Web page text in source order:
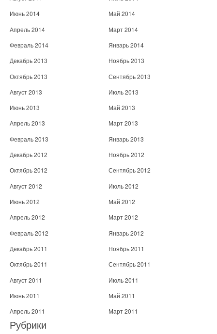
Июнь 2014
Май 2014
Апрель 2014
Март 2014
Февраль 2014
Январь 2014
Декабрь 2013
Ноябрь 2013
Октябрь 2013
Сентябрь 2013
Август 2013
Июль 2013
Июнь 2013
Май 2013
Апрель 2013
Март 2013
Февраль 2013
Январь 2013
Декабрь 2012
Ноябрь 2012
Октябрь 2012
Сентябрь 2012
Август 2012
Июль 2012
Июнь 2012
Май 2012
Апрель 2012
Март 2012
Февраль 2012
Январь 2012
Декабрь 2011
Ноябрь 2011
Октябрь 2011
Сентябрь 2011
Август 2011
Июль 2011
Июнь 2011
Май 2011
Апрель 2011
Март 2011
Рубрики